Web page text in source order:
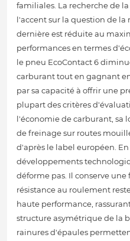
familiales. La recherche de
l'accent sur la question de la
dernière est réduite au
performances en termes
le pneu EcoContact 6
carburant tout en gagnant
par sa capacité à offrir une
plupart des critères
l'économie de carburant, sa
de freinage sur routes
d'après le label européen.
développements
déforme pas. Il conserve
résistance au roulement
haute performance,
structure asymétrique de la
rainures d'épaules